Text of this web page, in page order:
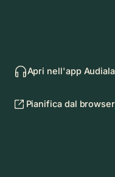
Apri nell'app Audiala
Pianifica dal browser